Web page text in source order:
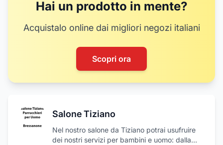
Hai un prodotto in mente?
Acquistalo online dai migliori negozi italiani
Scopri ora
Salone Tiziano
Nel nostro salone da Tiziano potrai usufruire
dei nostri servizi per bambini e uomo: dalla